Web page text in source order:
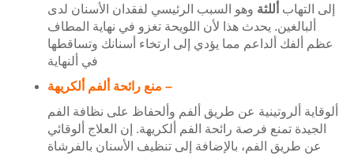
إلى التهاب أللثة وهو السبب الرئيسي لفقدان الأسنان لدى
ألبالغين. يحدث هذا لأن اللويحة تغزو في نهاية المطاف
عظم ألفك ألداعم مما يؤدي إلى ارتخاء أسنانك وتساقطها
في ألنهاية
منع رائحة ألفم ألكريهة –
ألوقاية ألروتينية عن طريق ألفم وألحفاظ على نظافة الفم
الجيدة تمنع فرصة رائحة الفم ألكريهة. إن العلاج ألوقائي
عن طريق الفم، بالإضافة إلى تنظيف الأسنان بالفرشاة